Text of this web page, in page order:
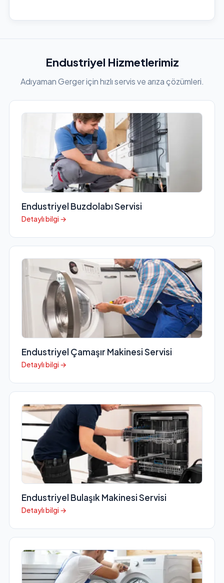
Endustriyel Hizmetlerimiz
Adıyaman Gerger için hızlı servis ve arıza çözümleri.
Endustriyel Buzdolabı Servisi
Detaylı bilgi →
Endustriyel Çamaşır Makinesi Servisi
Detaylı bilgi →
Endustriyel Bulaşık Makinesi Servisi
Detaylı bilgi →